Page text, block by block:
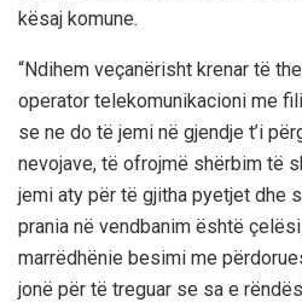
kësaj komune.
“Ndihem veçanërisht krenar të
operator telekomunikacioni me
se ne do të jemi në gjendje t’i
nevojave, të ofrojmë shërbim të
jemi aty për të gjitha pyetjet dhe
prania në vendbanim është
marrëdhënie besimi me
jonë për të treguar se sa e